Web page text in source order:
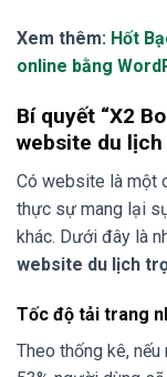
Xem thêm: Hốt
online bằng
Bí quyết “X2
website du
Có website là một
thực sự mang lại
khác. Dưới đây là
website du lịch
Tốc độ tải trang
Theo thống kê,